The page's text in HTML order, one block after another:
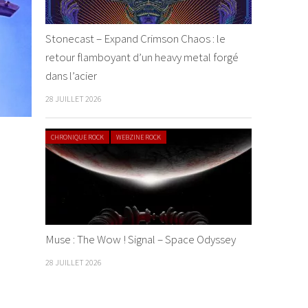
Stonecast – Expand Crimson Chaos : le
retour flamboyant d’un heavy metal forgé
dans l’acier
28 JUILLET 2026
CHRONIQUE ROCK WEBZINE ROCK
Muse : The Wow ! Signal – Space Odyssey
28 JUILLET 2026